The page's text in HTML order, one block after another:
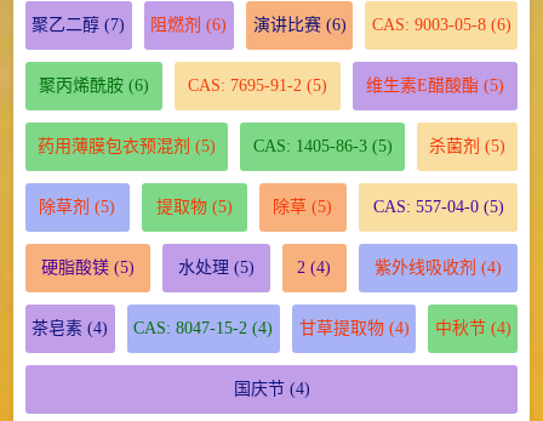
聚乙二醇 (7) 阻燃剂 (6) 演讲比赛(6) CAS: 9003-05-8(6)
聚丙烯酰胺(6) CAS: 7695-91-2 (5) 维生素E醋酸酯 (5)
药用薄膜包衣预混剂 (5) CAS: 1405-86-3(5) 杀菌剂 (5)
除草剂 (5) 提取物(5) 除草 (5) CAS: 557-04-0(5)
硬脂酸镁(5) 水处理 (5) 2 (4) 紫外线吸收剂 (4)
茶皂素 (4) CAS: 8047-15-2 (4) 甘草提取物(4) 中秋节(4)
国庆节(4)